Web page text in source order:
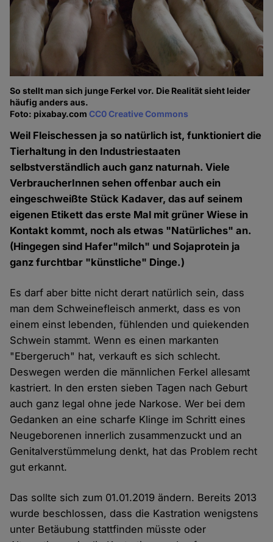
So stellt man sich junge Ferkel vor. Die Realität sieht leider
häufig anders aus.
Foto: pixabay.comCC0 Creative Commons
Weil Fleischessen ja so natürlich ist, funktioniert die
Tierhaltung in den Industriestaaten
selbstverständlich auch ganz naturnah. Viele
VerbraucherInnen sehen offenbar auch ein
eingeschweißte Stück Kadaver, das auf seinem
eigenen Etikett das erste Mal mit grüner Wiese in
Kontakt kommt, noch als etwas "Natürliches" an.
(Hingegen sind Hafer"milch" und Sojaprotein ja
ganz furchtbar "künstliche" Dinge.)
Es darf aber bitte nicht derart natürlich sein, dass
man dem Schweinefleisch anmerkt, dass es von
einem einst lebenden, fühlenden und quiekenden
Schwein stammt. Wenn es einen markanten
"Ebergeruch" hat, verkauft es sich schlecht.
Deswegen werden die männlichen Ferkel allesamt
kastriert. In den ersten sieben Tagen nach Geburt
auch ganz legal ohne jede Narkose. Wer bei dem
Gedanken an eine scharfe Klinge im Schritt eines
Neugeborenen innerlich zusammenzuckt und an
Genitalverstümmelung denkt, hat das Problem recht
gut erkannt.
Das sollte sich zum 01.01.2019 ändern. Bereits 2013
wurde beschlossen, dass die Kastration wenigstens
unter Betäubung stattfinden müsste oder